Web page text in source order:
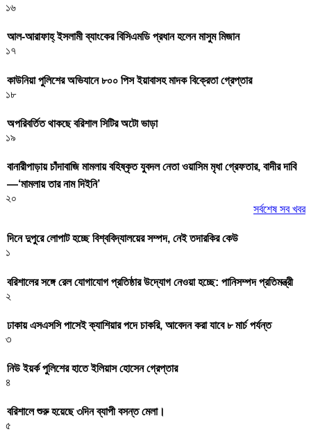
১৬
আল-আরাফাহ্ ইসলামী ব্যাংকের বিসিএমডি প্রধান হলেন মাসুম মিজান
১৭
কাউনিয়া পুলিশের অভিযানে ৮০০ পিস ইয়াবাসহ মাদক বিক্রেতা গ্রেপ্তার
১৮
অপরিবর্তিত থাকছে বরিশাল সিটির অটো ভাড়া
১৯
বানারীপাড়ায় চাঁদাবাজি মামলায় বহিষ্কৃত যুবদল নেতা ওয়াসিম মৃধা গ্রেফতার, বাদীর দাবি
—‘মামলায় তার নাম দিইনি’
২০
সর্বশেষ সব খবর
দিনে দুপুরে লোপাট হচ্ছে বিশ্ববিদ্যালয়ের সম্পদ, নেই তদারকির কেউ
১
বরিশালের সঙ্গে রেল যোগাযোগ প্রতিষ্ঠার উদ্যোগ নেওয়া হচ্ছে: পানিসম্পদ প্রতিমন্ত্রী
২
ঢাকায় এসএসসি পাসেই ক্যাশিয়ার পদে চাকরি, আবেদন করা যাবে ৮ মার্চ পর্যন্ত
৩
নিউ ইয়র্ক পুলিশের হাতে ইলিয়াস হোসেন গ্রেপ্তার
৪
বরিশালে শুরু হয়েছে ৩দিন ব্যাপী বসন্ত মেলা।
৫